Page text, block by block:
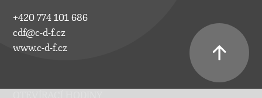
+420 774 101 686
cdf@c-d-f.cz
www.c-d-f.cz